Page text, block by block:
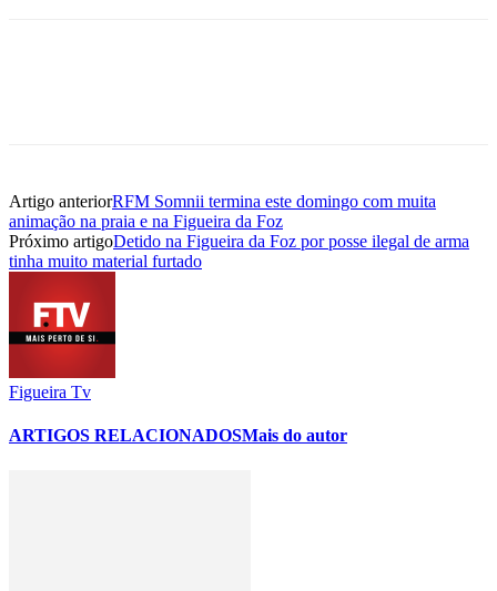
Artigo anteriorRFM Somnii termina este domingo com muita
animação na praia e na Figueira da Foz
Próximo artigoDetido na Figueira da Foz por posse ilegal de arma
tinha muito material furtado
Figueira Tv
ARTIGOS RELACIONADOSMais do autor